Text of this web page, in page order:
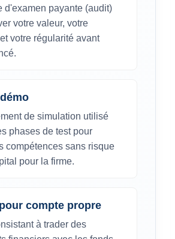
d'examen payante (audit)
votre valeur, votre
votre régularité avant
de simulation utilisé
phases de test pour
compétences sans risque
pour la firme.
compte propre
à trader des